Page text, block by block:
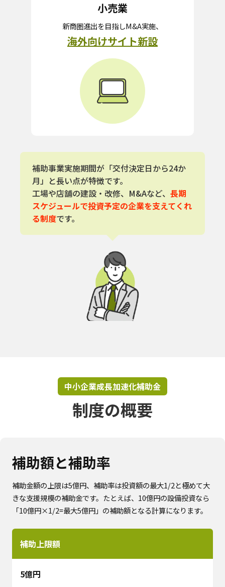
小売業
新商圏進出を目指しM&A実施、
海外向けサイト新設
補助事業実施期間が「交付決定日から24か
月」と長い点が特徴です。
工場や店舗の建設・改修、M&Aなど、長期
スケジュールで投資予定の企業を支えてくれ
る制度です。
中小企業成長加速化補助金
制度の概要
補助額と補助率
補助金額の上限は5億円、補助率は投資額の最大1/2と極めて大
きな支援規模の補助金です。たとえば、10億円の設備投資なら
「10億円×1/2=最大5億円」の補助額となる計算になります。
補助上限額
5億円